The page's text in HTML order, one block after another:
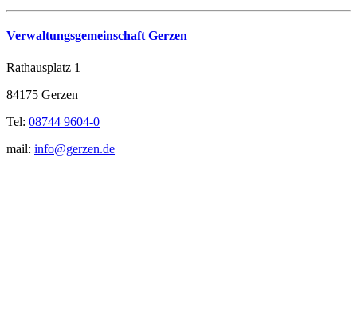
Verwaltungsgemeinschaft Gerzen
Rathausplatz 1
84175 Gerzen
Tel: 08744 9604-0
mail: info@gerzen.de